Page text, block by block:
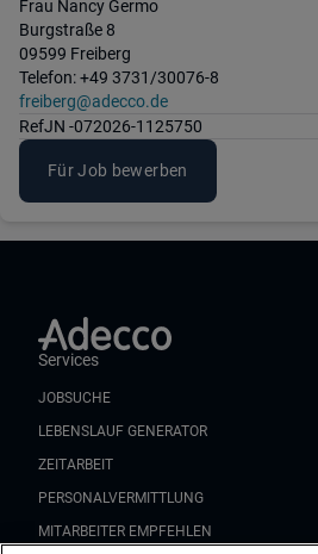
Frau Nancy Germo
Burgstraße 8
09599 Freiberg
Telefon: +49 3731/30076-8
freiberg@adecco.de
RefJN -072026-1125750
Für Job bewerben
Services
JOBSUCHE
LEBENSLAUF GENERATOR
ZEITARBEIT
PERSONALVERMITTLUNG
MITARBEITER EMPFEHLEN